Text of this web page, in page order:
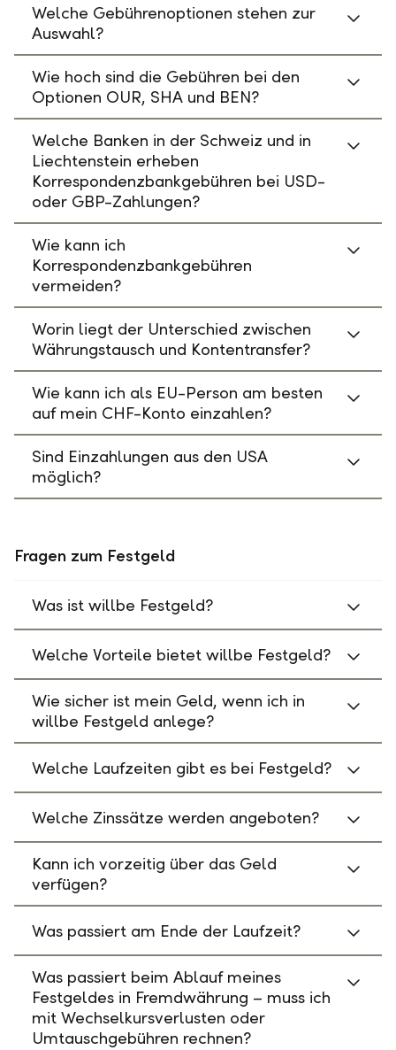
Welche Gebührenoptionen stehen zur
Auswahl?
Wie hoch sind die Gebühren bei den
Optionen OUR, SHA und BEN?
Welche Banken in der Schweiz und in
Liechtenstein erheben
Korrespondenzbankgebühren bei USD-
oder GBP-Zahlungen?
Wie kann ich
Korrespondenzbankgebühren
vermeiden?
Worin liegt der Unterschied zwischen
Währungstausch und Kontentransfer?
Wie kann ich als EU-Person am besten
auf mein CHF-Konto einzahlen?
Sind Einzahlungen aus den USA
möglich?
Fragen zum Festgeld
Was ist willbe Festgeld?
Welche Vorteile bietet willbe Festgeld?
Wie sicher ist mein Geld, wenn ich in
willbe Festgeld anlege?
Welche Laufzeiten gibt es bei Festgeld?
Welche Zinssätze werden angeboten?
Kann ich vorzeitig über das Geld
verfügen?
Was passiert am Ende der Laufzeit?
Was passiert beim Ablauf meines
Festgeldes in Fremdwährung – muss ich
mit Wechselkursverlusten oder
Umtauschgebühren rechnen?